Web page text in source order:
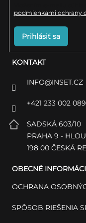
KONTAKT
INFO@INSET.CZ
+421 233 002 089
SADSKÁ 603/10
PRAHA 9 -
198 00 ČESKÁ
OBECNÉ
OCHRANA
SPÔSOB RIEŠENIA
podmienkami ochrany
Prihlásiť sa